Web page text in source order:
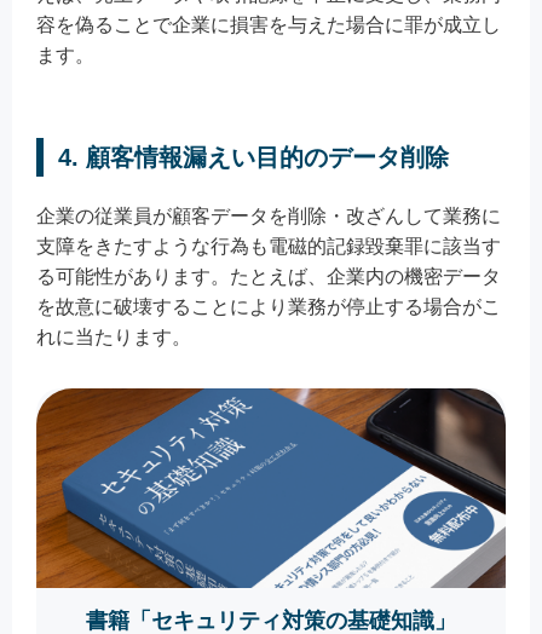
容を偽ることで企業に損害を与えた場合に罪が成立し
ます。
4. 顧客情報漏えい目的のデータ削除
企業の従業員が顧客データを削除・改ざんして業務に
支障をきたすような行為も電磁的記録毀棄罪に該当す
る可能性があります。たとえば、企業内の機密データ
を故意に破壊することにより業務が停止する場合がこ
れに当たります。
書籍「セキュリティ対策の基礎知識」